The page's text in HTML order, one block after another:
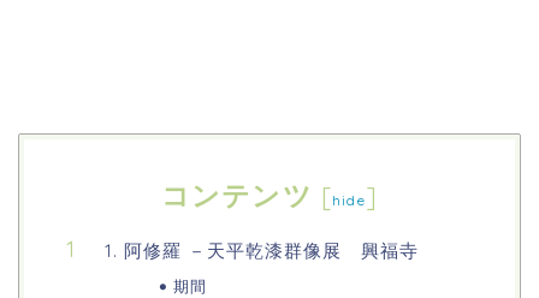
コンテンツ [hide]
1. 阿修羅 －天平乾漆群像展 興福寺
期間